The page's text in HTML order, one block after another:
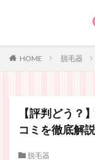
HOME 脱毛器
【評判どう？
コミを徹底解説
脱毛器